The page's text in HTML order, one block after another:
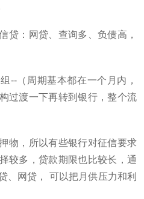
贷：网贷、查询多、负债高，
--（周期基本都在一个月内，
过渡一下再转到银行，整个流
物，所以有些银行对征信要求
较多，贷款期限也比较长，通
、网贷， 可以把月供压力和利